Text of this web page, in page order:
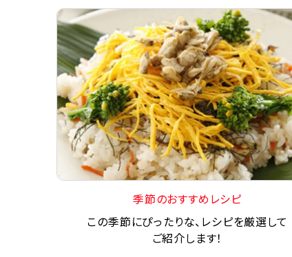
季節のおすすめレシピ
この季節にぴったりな、レシピを厳選して
ご紹介します！